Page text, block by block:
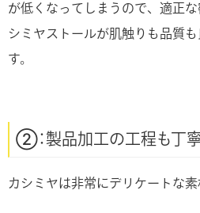
が低くなってしまうので、適正
シミヤストールが肌触りも品質
す。
②：製品加工の工程も丁
カシミヤは非常にデリケートな素